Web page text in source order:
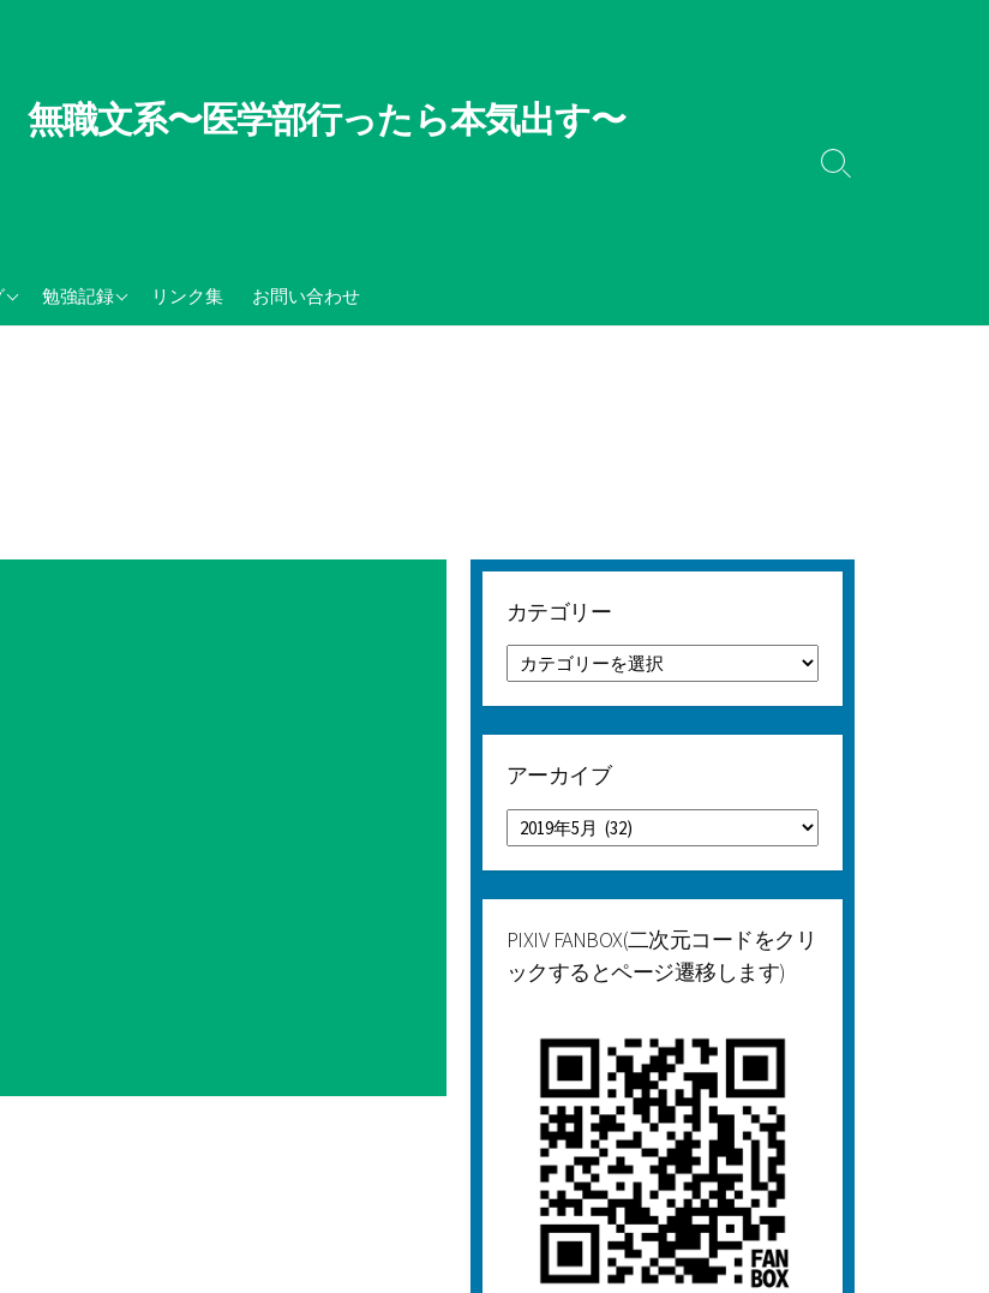
無職文系〜医学部行ったら本気出す〜
の懸念
勉強記録
TOEIC関連記録リンク集 お問い合わせ
検
カテゴリー
カ
テ
ゴ
リ
アーカイブ
ア
ー
カ
イ
PIXIV FANBOX(二次元コードをクリ
ックするとページ遷移します)